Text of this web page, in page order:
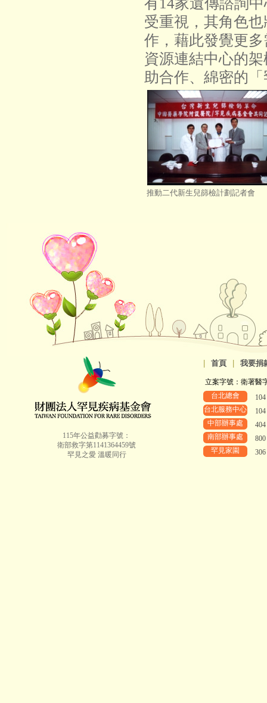
受重視，其角色
作，藉此發覺更
資源連結中心的
助合作、綿密的
推動二代新生兒篩檢計劃記者會
115年公益勸募字號：
衛部救字第1141364459號
罕見之愛 溫暖同行
首頁 我要捐
立案字號：衛署醫
台北總會
台北服務中心
中部辦事處
南部辦事處
罕見家園